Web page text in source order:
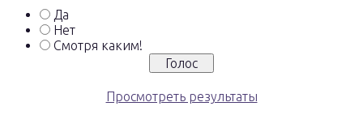
Да
Нет
Смотря каким!
Просмотреть результаты